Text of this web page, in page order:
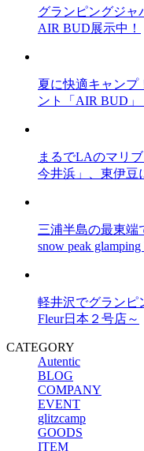
グランピングジャ
AIR BUD展示中！
夏に快適キャンプ
ント「AIR BUD」
まるでLAのマリ
今井浜」、東伊豆
三浦半島の最東端
snow peak
軽井沢でグランピ
Fleur日本２号店～
CATEGORY
Autentic
BLOG
COMPANY
EVENT
glitzcamp
GOODS
ITEM